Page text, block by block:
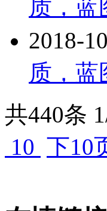
质，蓝
2018-
质，蓝
共440条
10 下10